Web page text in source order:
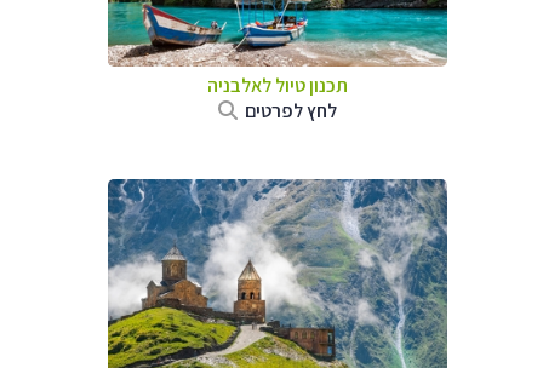
תכנון טיול לאלבניה
לחץ לפרטים